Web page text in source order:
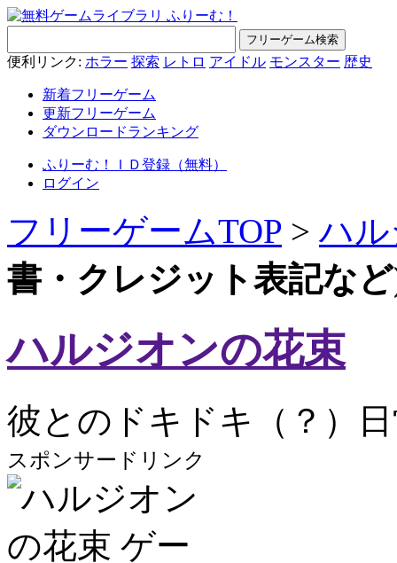
便利リンク: ホラー 探索 レトロ アイドル モンスター 歴史
新着フリーゲーム
更新フリーゲーム
ダウンロードランキング
ふりーむ！ＩＤ登録（無料）
ログイン
フリーゲームTOP >ハ
書・クレジット表記な
ハルジオンの花束
彼とのドキドキ（？）
スポンサードリンク